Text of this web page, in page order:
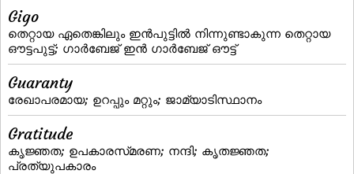
Gigo
തെറ്റായ ഏതെങ്കിലും ഇന്‍പുട്ടില്‍ നിന്നുണ്ടാകുന്ന തെറ്റായ
ഔട്ടപുട്ട്‌; ഗാര്‍ബേജ്‌ ഇന്‍ ഗാര്‍ബേജ്‌ ഔട്ട്‌
Guaranty
രേഖാപരമായ; ഉറപ്പും മറ്റും; ജാമ്യാടിസ്ഥാനം
Gratitude
കൃജ്ഞത; ഉപകാരസ്‌മരണ; നന്ദി; കൃതജ്ഞത;
പ്രത്യുപകാരം